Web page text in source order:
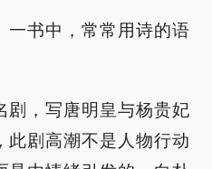
一书中，常常用诗的语
剧，写唐明皇与杨贵妃
此剧高潮不是人物行动